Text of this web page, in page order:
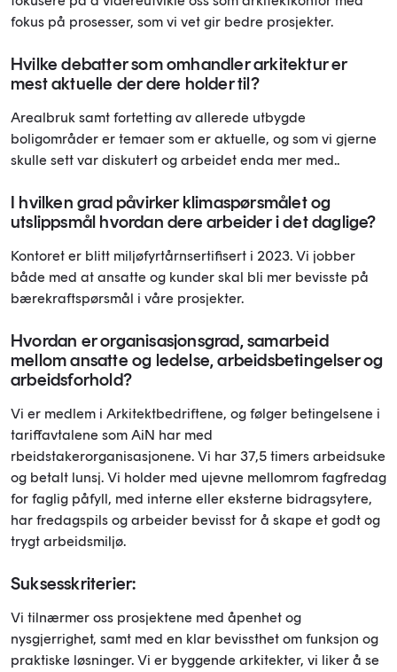
fokus på prosesser, som vi vet gir bedre prosjekter.
Hvilke debatter som omhandler arkitektur er
mest aktuelle der dere holder til?
Arealbruk samt fortetting av allerede utbygde
boligområder er temaer som er aktuelle, og som vi gjerne
skulle sett var diskutert og arbeidet enda mer med..
I hvilken grad påvirker klimaspørsmålet og
utslippsmål hvordan dere arbeider i det daglige?
Kontoret er blitt miljøfyrtårnsertifisert i 2023. Vi jobber
både med at ansatte og kunder skal bli mer bevisste på
bærekraftspørsmål i våre prosjekter.
Hvordan er organisasjonsgrad, samarbeid
mellom ansatte og ledelse, arbeidsbetingelser og
arbeidsforhold?
Vi er medlem i Arkitektbedriftene, og følger betingelsene i
tariffavtalene som AiN har med
rbeidstakerorganisasjonene. Vi har 37,5 timers arbeidsuke
og betalt lunsj. Vi holder med ujevne mellomrom fagfredag
for faglig påfyll, med interne eller eksterne bidragsytere,
har fredagspils og arbeider bevisst for å skape et godt og
trygt arbeidsmiljø.
Suksesskriterier:
Vi tilnærmer oss prosjektene med åpenhet og
nysgjerrighet, samt med en klar bevissthet om funksjon og
praktiske løsninger. Vi er byggende arkitekter, vi liker å se